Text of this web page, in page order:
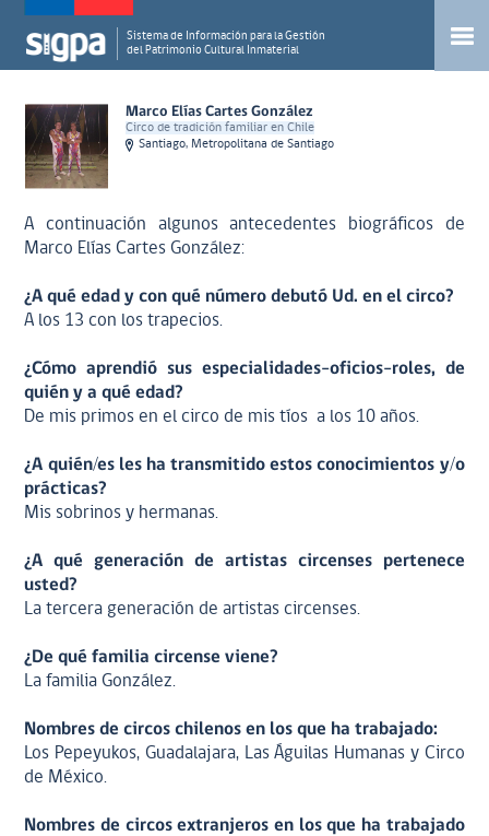
Sistema de Información para la Gestión
del Patrimonio Cultural Inmaterial
Marco Elías Cartes González
Circo de tradición familiar en Chile
Santiago, Metropolitana de Santiago
A continuación algunos antecedentes biográficos de
Marco Elías Cartes González:
¿A qué edad y con qué número debutó Ud. en el circo?
A los 13 con los trapecios.
¿Cómo aprendió sus especialidades-oficios-roles, de
quién y a qué edad?
De mis primos en el circo de mis tíos a los 10 años.
¿A quién/es les ha transmitido estos conocimientos y/o
prácticas?
Mis sobrinos y hermanas.
¿A qué generación de artistas circenses pertenece
usted?
La tercera generación de artistas circenses.
¿De qué familia circense viene?
La familia González.
Nombres de circos chilenos en los que ha trabajado:
Los Pepeyukos, Guadalajara, Las Águilas Humanas y Circo
de México.
Nombres de circos extranjeros en los que ha trabajado